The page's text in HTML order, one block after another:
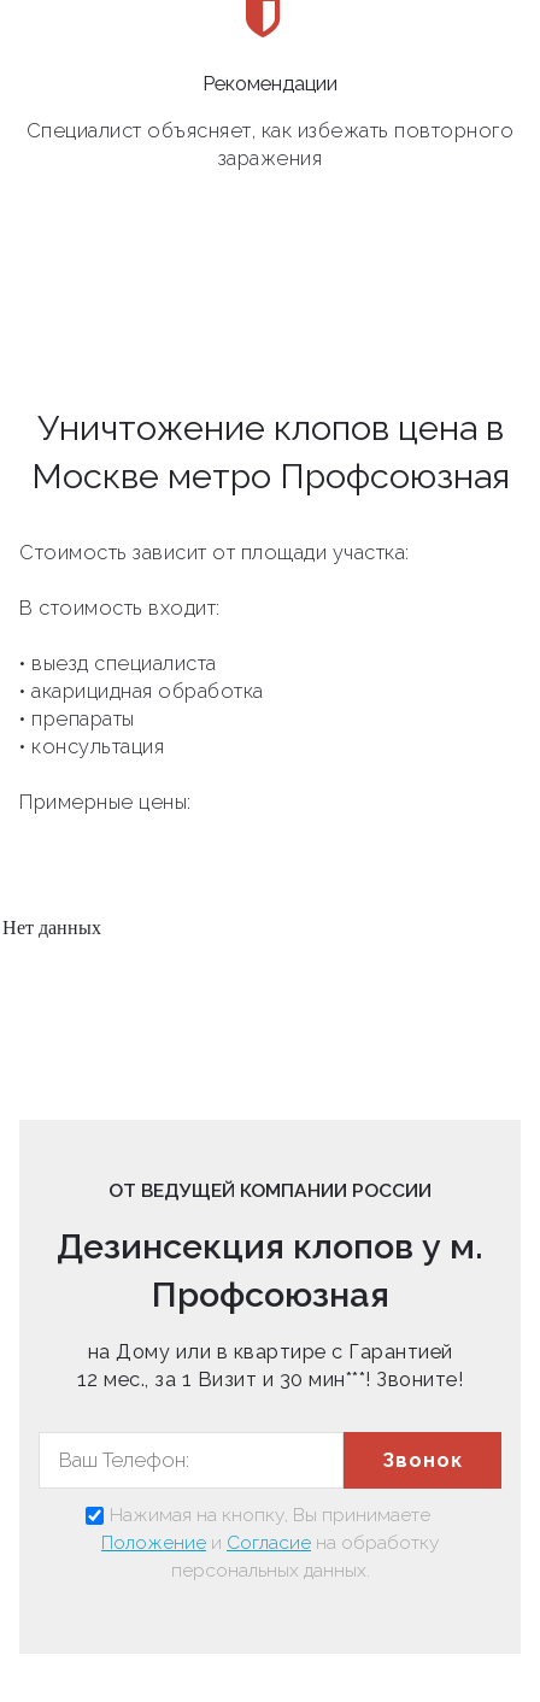
Рекомендации
Специалист объясняет, как избежать повторного
заражения
Уничтожение клопов цена в
Москве метро Профсоюзная
Стоимость зависит от площади участка:
В стоимость входит:
• выезд специалиста
• акарицидная обработка
• препараты
• консультация
Примерные цены:
Нет данных
ОТ ВЕДУЩЕЙ КОМПАНИИ РОССИИ
Дезинсекция клопов у м.
Профсоюзная
на Дому или в квартире с Гарантией
12 мес., за 1 Визит и 30 мин***! Звоните!
Звонок
Нажимая на кнопку, Вы принимаете
Положение и Согласие на обработку
персональных данных.